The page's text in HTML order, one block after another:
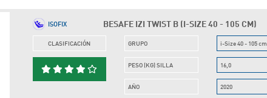
BESAFE IZI TWIST B (I-SIZE 40 - 105 CM)
ISOFIX
CLASIFICACIÓN GRUPO
PESO (KG) SILLA
AÑO
i-Size 40 - 105 cm
16,0
2020